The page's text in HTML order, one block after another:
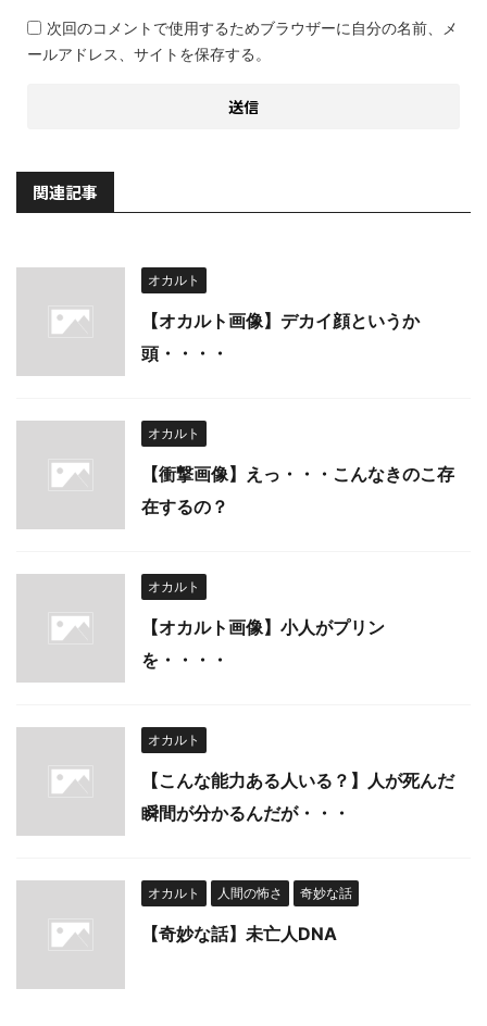
次回のコメントで使用するためブラウザーに自分の名前、メ
ールアドレス、サイトを保存する。
関連記事
オカルト
【オカルト画像】デカイ顔というか
頭・・・・
オカルト
【衝撃画像】えっ・・・こんなきのこ存
在するの？
オカルト
【オカルト画像】小人がプリン
を・・・・
オカルト
【こんな能力ある人いる？】人が死んだ
瞬間が分かるんだが・・・
オカルト 人間の怖さ 奇妙な話
【奇妙な話】未亡人DNA